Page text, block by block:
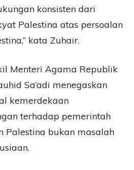
konsisten dari
Palestina atas persoalan
kata Zuhair.
Menteri Agama Republik
Sa’adi menegaskan
kemerdekaan
terhadap pemerintah
Palestina bukan masalah